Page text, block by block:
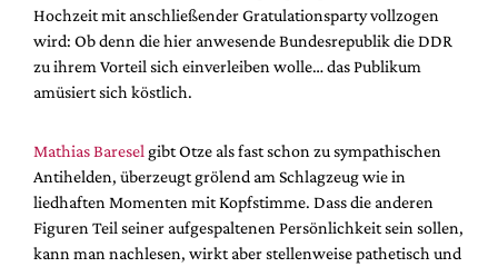
Hochzeit mit anschließender Gratulationsparty vollzogen
wird: Ob denn die hier anwesende Bundesrepublik die DDR
zu ihrem Vorteil sich einverleiben wolle… das Publikum
amüsiert sich köstlich.
Mathias Baresel gibt Otze als fast schon zu sympathischen
Antihelden, überzeugt grölend am Schlagzeug wie in
liedhaften Momenten mit Kopfstimme. Dass die anderen
Figuren Teil seiner aufgespaltenen Persönlichkeit sein sollen,
kann man nachlesen, wirkt aber stellenweise pathetisch und